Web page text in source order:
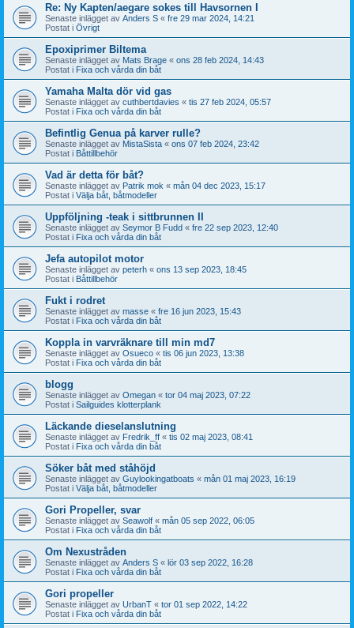
Re: Ny Kapten/aegare sokes till Havsornen I
Senaste inlägget av Anders S « fre 29 mar 2024, 14:21
Postat i Övrigt
Epoxiprimer Biltema
Senaste inlägget av Mats Brage « ons 28 feb 2024, 14:43
Postat i Fixa och vårda din båt
Yamaha Malta dör vid gas
Senaste inlägget av cuthbertdavies « tis 27 feb 2024, 05:57
Postat i Fixa och vårda din båt
Befintlig Genua på karver rulle?
Senaste inlägget av MistaSista « ons 07 feb 2024, 23:42
Postat i Båttillbehör
Vad är detta för båt?
Senaste inlägget av Patrik mok « mån 04 dec 2023, 15:17
Postat i Välja båt, båtmodeller
Uppföljning -teak i sittbrunnen II
Senaste inlägget av Seymor B Fudd « fre 22 sep 2023, 12:40
Postat i Fixa och vårda din båt
Jefa autopilot motor
Senaste inlägget av peterh « ons 13 sep 2023, 18:45
Postat i Båttillbehör
Fukt i rodret
Senaste inlägget av masse « fre 16 jun 2023, 15:43
Postat i Fixa och vårda din båt
Koppla in varvräknare till min md7
Senaste inlägget av Osueco « tis 06 jun 2023, 13:38
Postat i Fixa och vårda din båt
blogg
Senaste inlägget av Omegan « tor 04 maj 2023, 07:22
Postat i Sailguides klotterplank
Läckande dieselanslutning
Senaste inlägget av Fredrik_ff « tis 02 maj 2023, 08:41
Postat i Fixa och vårda din båt
Söker båt med ståhöjd
Senaste inlägget av Guylookingatboats « mån 01 maj 2023, 16:19
Postat i Välja båt, båtmodeller
Gori Propeller, svar
Senaste inlägget av Seawolf « mån 05 sep 2022, 06:05
Postat i Fixa och vårda din båt
Om Nexustråden
Senaste inlägget av Anders S « lör 03 sep 2022, 16:28
Postat i Fixa och vårda din båt
Gori propeller
Senaste inlägget av UrbanT « tor 01 sep 2022, 14:22
Postat i Fixa och vårda din båt